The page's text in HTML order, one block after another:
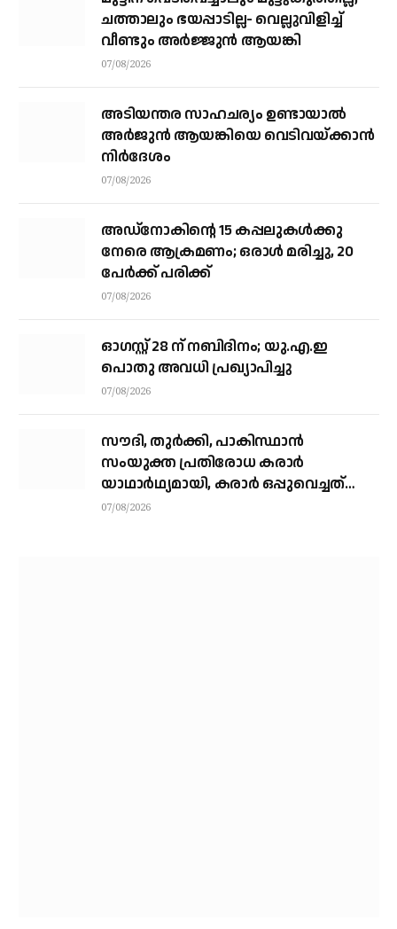
ചത്താലും ഭയപ്പാടില്ല- വെല്ലുവിളിച്ച്
വീണ്ടും അർജ്ജുൻ ആയങ്കി
07/08/2026
അടിയന്തര സാഹചര്യം ഉണ്ടായാല്‍
അര്‍ജുന്‍ ആയങ്കിയെ വെടിവയ്ക്കാന്‍
നിര്‍ദേശം
07/08/2026
അഡ്നോകിന്റെ 15 കപ്പലുകള്‍ക്കു
നേരെ ആക്രമണം; ഒരാള്‍ മരിച്ചു, 20
പേര്‍ക്ക് പരിക്ക്
07/08/2026
ഓഗസ്റ്റ് 28 ന് നബിദിനം; യു.എ.ഇ
പൊതു അവധി പ്രഖ്യാപിച്ചു
07/08/2026
സൗദി, തുര്‍ക്കി, പാകിസ്ഥാന്‍
സംയുക്ത പ്രതിരോധ കരാര്‍
യാഥാര്‍ഥ്യമായി, കരാര്‍ ഒപ്പുവെച്ചത്
വിശുദ്ധ ഹറമിന്റെ ചാരത്ത്
07/08/2026